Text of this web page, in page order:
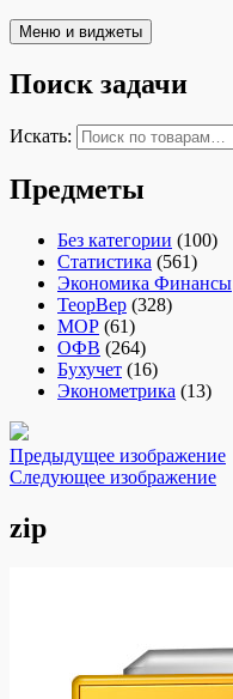
Меню и виджеты
Поиск задачи
Искать:
Предметы
Без категории (100)
Статистика (561)
Экономика Финансы
ТеорВер (328)
МОР (61)
ОФВ (264)
Бухучет (16)
Эконометрика (13)
Предыдущее изображение
Следующее изображение
zip